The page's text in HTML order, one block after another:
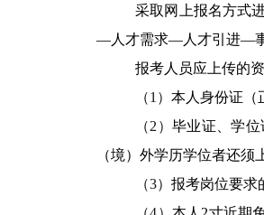
采取网上报名方式
—人才需求—人才引进—
报考人员应上传的资
（1） 本人身份证（
（2） 毕业证、学位
（境）外学历学位者还须
（3） 报考岗位要求